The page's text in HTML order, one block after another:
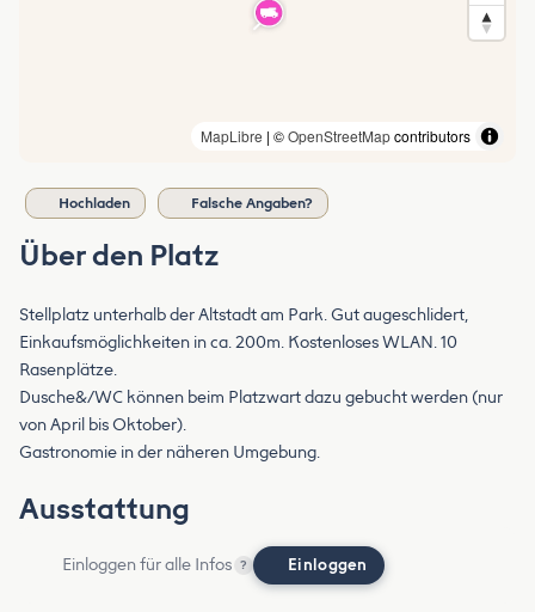
MapLibre | ©OpenStreetMapcontributors
Hochladen Falsche Angaben?
Über den Platz
Stellplatz unterhalb der Altstadt am Park. Gut augeschlidert,
Einkaufsmöglichkeiten in ca. 200m. Kostenloses WLAN. 10
Rasenplätze.
Dusche&/WC können beim Platzwart dazu gebucht werden (nur
von April bis Oktober).
Gastronomie in der näheren Umgebung.
Ausstattung
Einloggen für alle Infos ? Einloggen